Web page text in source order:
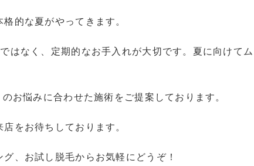
的な夏がやってきます。
はなく、定期的なお手入れが大切です。夏に向けて
お悩みに合わせた施術をご提案しております。
をお待ちしております。
、お試し脱毛からお気軽にどうぞ！